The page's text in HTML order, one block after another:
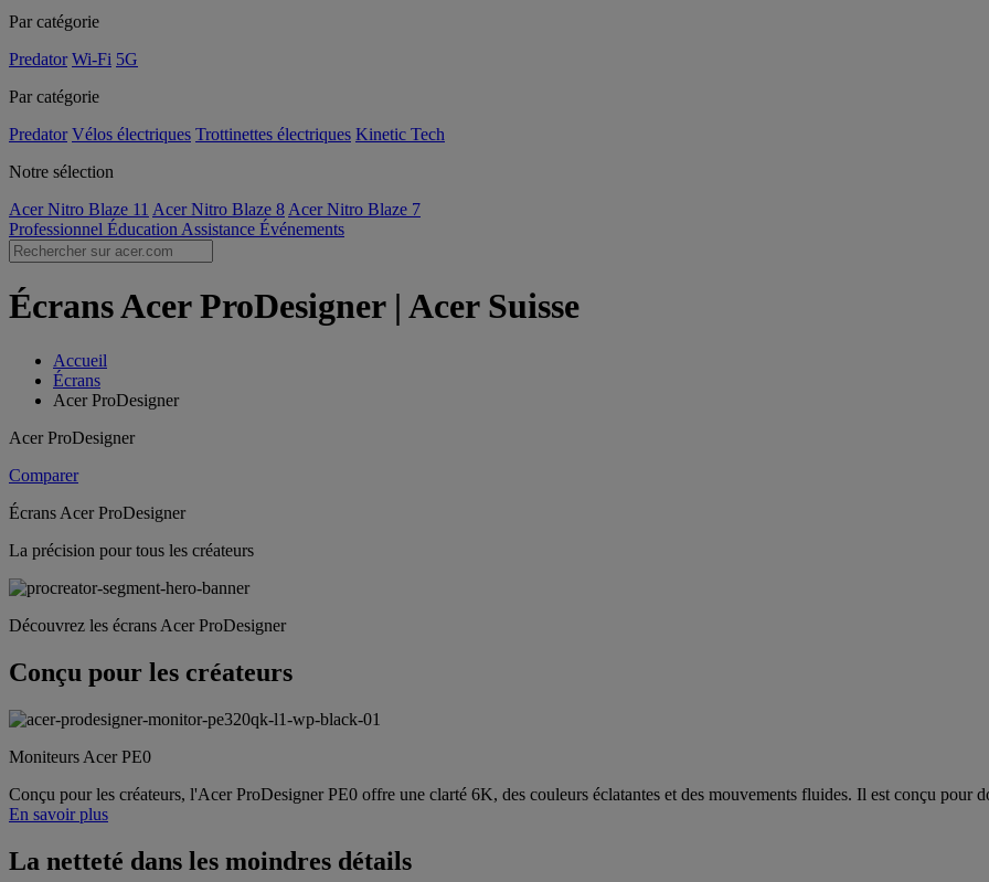
Par catégorie
Predator Wi-Fi 5G
Par catégorie
Predator Vélos électriques Trottinettes électriques Kinetic Tech
Notre sélection
Acer Nitro Blaze 11 Acer Nitro Blaze 8 Acer Nitro Blaze 7
Professionnel Éducation Assistance Événements
Écrans Acer ProDesigner | Acer Suisse
Accueil
Écrans
Acer ProDesigner
Acer ProDesigner
Comparer
Écrans Acer ProDesigner
La précision pour tous les créateurs
Découvrez les écrans Acer ProDesigner
Conçu pour les créateurs
Moniteurs Acer PE0
Conçu pour les créateurs, l'Acer ProDesigner PE0 offre une clarté 6K, des couleurs éclatantes et des mouvements fluides. Il est conçu pour
En savoir plus
La netteté dans les moindres détails